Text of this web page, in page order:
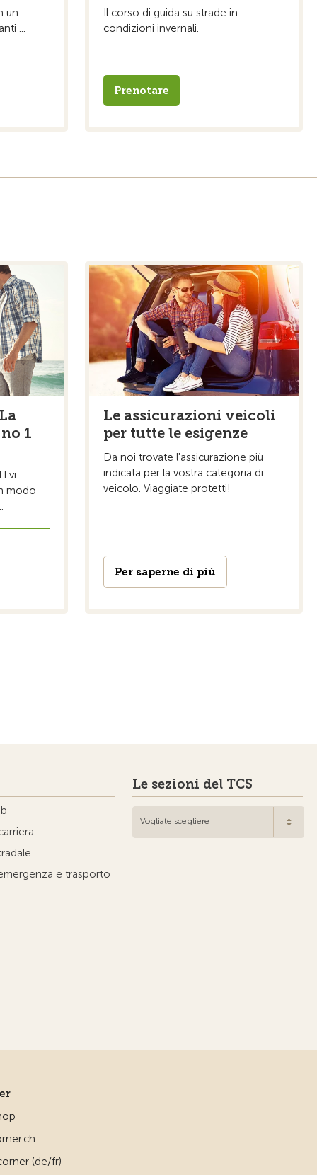
un
...
Il corso di guida su strade in
condizioni invernali.
Prenotare
1
vi
modo
Le assicurazioni veicoli
per tutte le esigenze
Da noi trovate l'assicurazione più
indicata per la vostra categoria di
veicolo. Viaggiate protetti!
Per saperne di più
e trasporto
Le sezioni del TCS
Vogliate scegliere
(de/fr)